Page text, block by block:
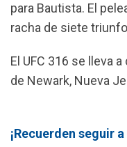
para Bautista. El
racha de siete
El UFC 316 se lleva
de Newark, Nueva
¡Recuerden seguir